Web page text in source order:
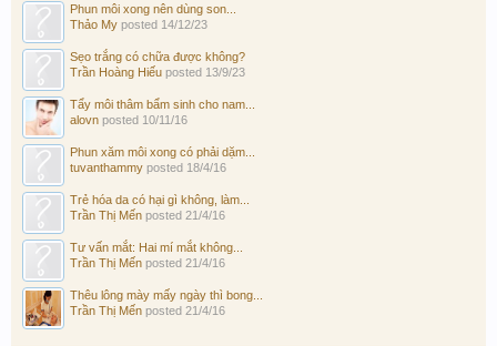
Phun môi xong nên dùng son...
Thảo My posted 14/12/23
Sẹo trắng có chữa được không?
Trần Hoàng Hiếu posted 13/9/23
Tẩy môi thâm bẩm sinh cho nam...
alovn posted 10/11/16
Phun xăm môi xong có phải dặm...
tuvanthammy posted 18/4/16
Trẻ hóa da có hại gì không, làm...
Trần Thị Mến posted 21/4/16
Tư vấn mắt: Hai mí mắt không...
Trần Thị Mến posted 21/4/16
Thêu lông mày mấy ngày thì bong...
Trần Thị Mến posted 21/4/16